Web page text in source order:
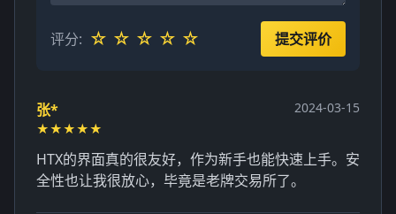
评分: ☆ ☆ ☆ ☆ ☆ 提交评价
张*
★★★★★
2024-03-15
HTX的界面真的很友好，作为新手也能快速上手。安
全性也让我很放心，毕竟是老牌交易所了。